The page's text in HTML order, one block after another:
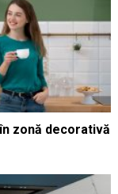
zonă decorativă